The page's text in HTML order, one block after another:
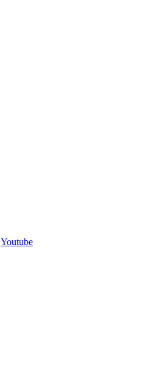
Youtube